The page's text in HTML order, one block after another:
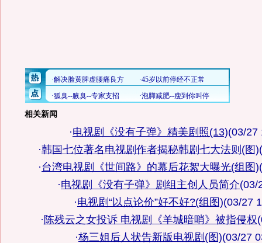
相关新闻
·电视剧《没有子弹》精美剧照(13)(03/27
·韩国七位著名电视剧作者揭秘韩剧七大法则(图)
·台湾电视剧《世间路》的幕后花絮大曝光(组图)
·电视剧《没有子弹》剧组主创人员简介(03/
·电视剧“以点论价”好不好?(组图)(03/27
·陈残云之女投诉 电视剧《羊城暗哨》被指侵权
·杨三姐后人状告新版电视剧(图)(03/27